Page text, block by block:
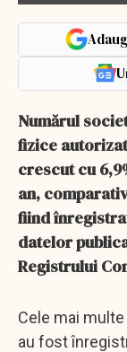
Numărul
fizice
crescut cu
an,
fiind
datelor
Registrului
Cele mai
au fost